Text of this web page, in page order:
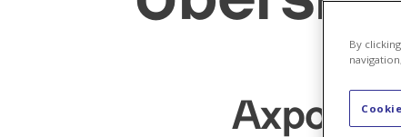
Axpo
By